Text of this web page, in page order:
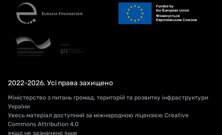
2022-2026. Усі права захищено
Міністерство з питань громад, територій та розвитку інфраструктури
України
Увесь матеріал доступний за міжнародною ліцензією Creative
Commons Attribution 4.0
якщо не зазначено інше